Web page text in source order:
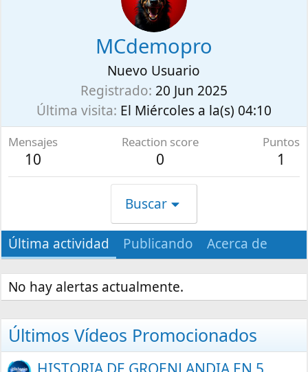
MCdemopro
Nuevo Usuario
Registrado 20 Jun 2025
Última visita El Miércoles a la(s) 04:10
Mensajes
10
Reaction score
0
Puntos
1
Buscar
Última actividad Publicando Acerca de
No hay alertas actualmente.
Últimos Vídeos Promocionados